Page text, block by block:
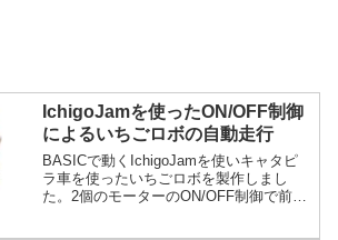
IchigoJamを使ったON/OFF制御
によるいちごロボの自動走行
BASICで動くIchigoJamを使いキャタピ
ラ車を使ったいちごロボを製作しまし
た。2個のモーターのON/OFF制御で前後